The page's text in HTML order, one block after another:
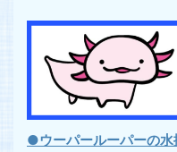
●ウーパールーパーの